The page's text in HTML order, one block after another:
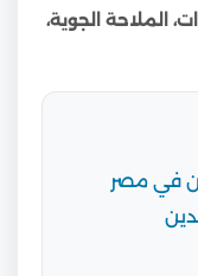
الملاحة الجوية،
في مصر